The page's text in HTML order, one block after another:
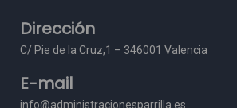
Dirección
C/ Pie de la Cruz,1 – 346001 Valencia
E-mail
info@administracionesparrilla.es